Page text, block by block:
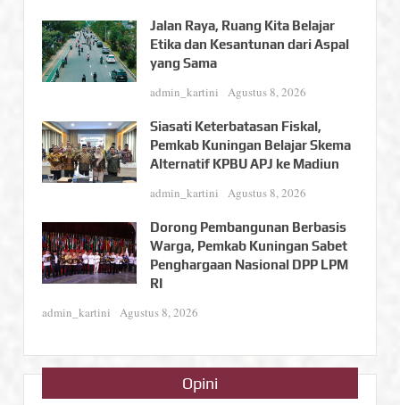
Jalan Raya, Ruang Kita Belajar
Etika dan Kesantunan dari Aspal
yang Sama
admin_kartini Agustus 8, 2026
Siasati Keterbatasan Fiskal,
Pemkab Kuningan Belajar Skema
Alternatif KPBU APJ ke Madiun
admin_kartini Agustus 8, 2026
Dorong Pembangunan Berbasis
Warga, Pemkab Kuningan Sabet
Penghargaan Nasional DPP LPM
RI
admin_kartini Agustus 8, 2026
Opini